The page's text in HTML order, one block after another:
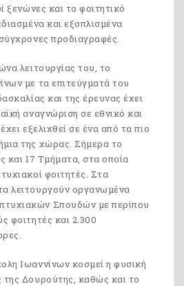
ξενώνες και το φοιτητικό
και εξοπλισμένα
προδιαγραφές.
λειτουργίας του, το
με τα επιτεύγματά του
και της έρευνας έχει
αναγνώριση σε εθνικό και
εξελιχθεί σε ένα από τα πιο
της χώρας. Σήμερα το
και 17 Τμήματα, στα οποία
φοιτητές. Στα
λειτουργούν οργανωμένα
Σπουδών με περίπου
φοιτητές και 2.300
Ιωαννίνων κοσμεί η φυσική
Δουρούτης, καθώς και το